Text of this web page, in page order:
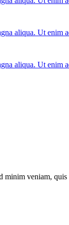
aliqua. Ut
aliqua. Ut
minim veniam,